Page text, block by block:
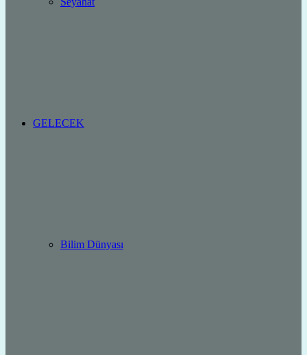
GELECEK
Bilim Dünyası